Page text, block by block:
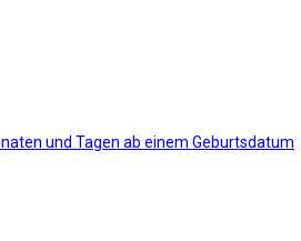
und Tagen ab einem Geburtsdatum